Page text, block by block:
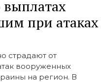
выплатах
при атаках
страдают от
вооруженных
на регион. В